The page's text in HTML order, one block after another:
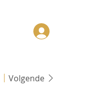
Volgende